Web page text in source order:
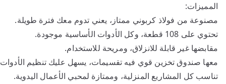
المميزات:
مصنوعة من فولاذ كربوني ممتاز، يعني تدوم معك فترة طويلة.
تحتوي على 108 قطعة، وكل الأدوات الأساسية موجودة.
مقابضها غير قابلة للانزلاق، ومريحة للاستخدام.
معها صندوق تخزين قوي فيه تقسيمات، يسهل عليك تنظيم
تناسب كل المشاريع المنزلية، وممتازة لمحبي الأعمال اليدوية.